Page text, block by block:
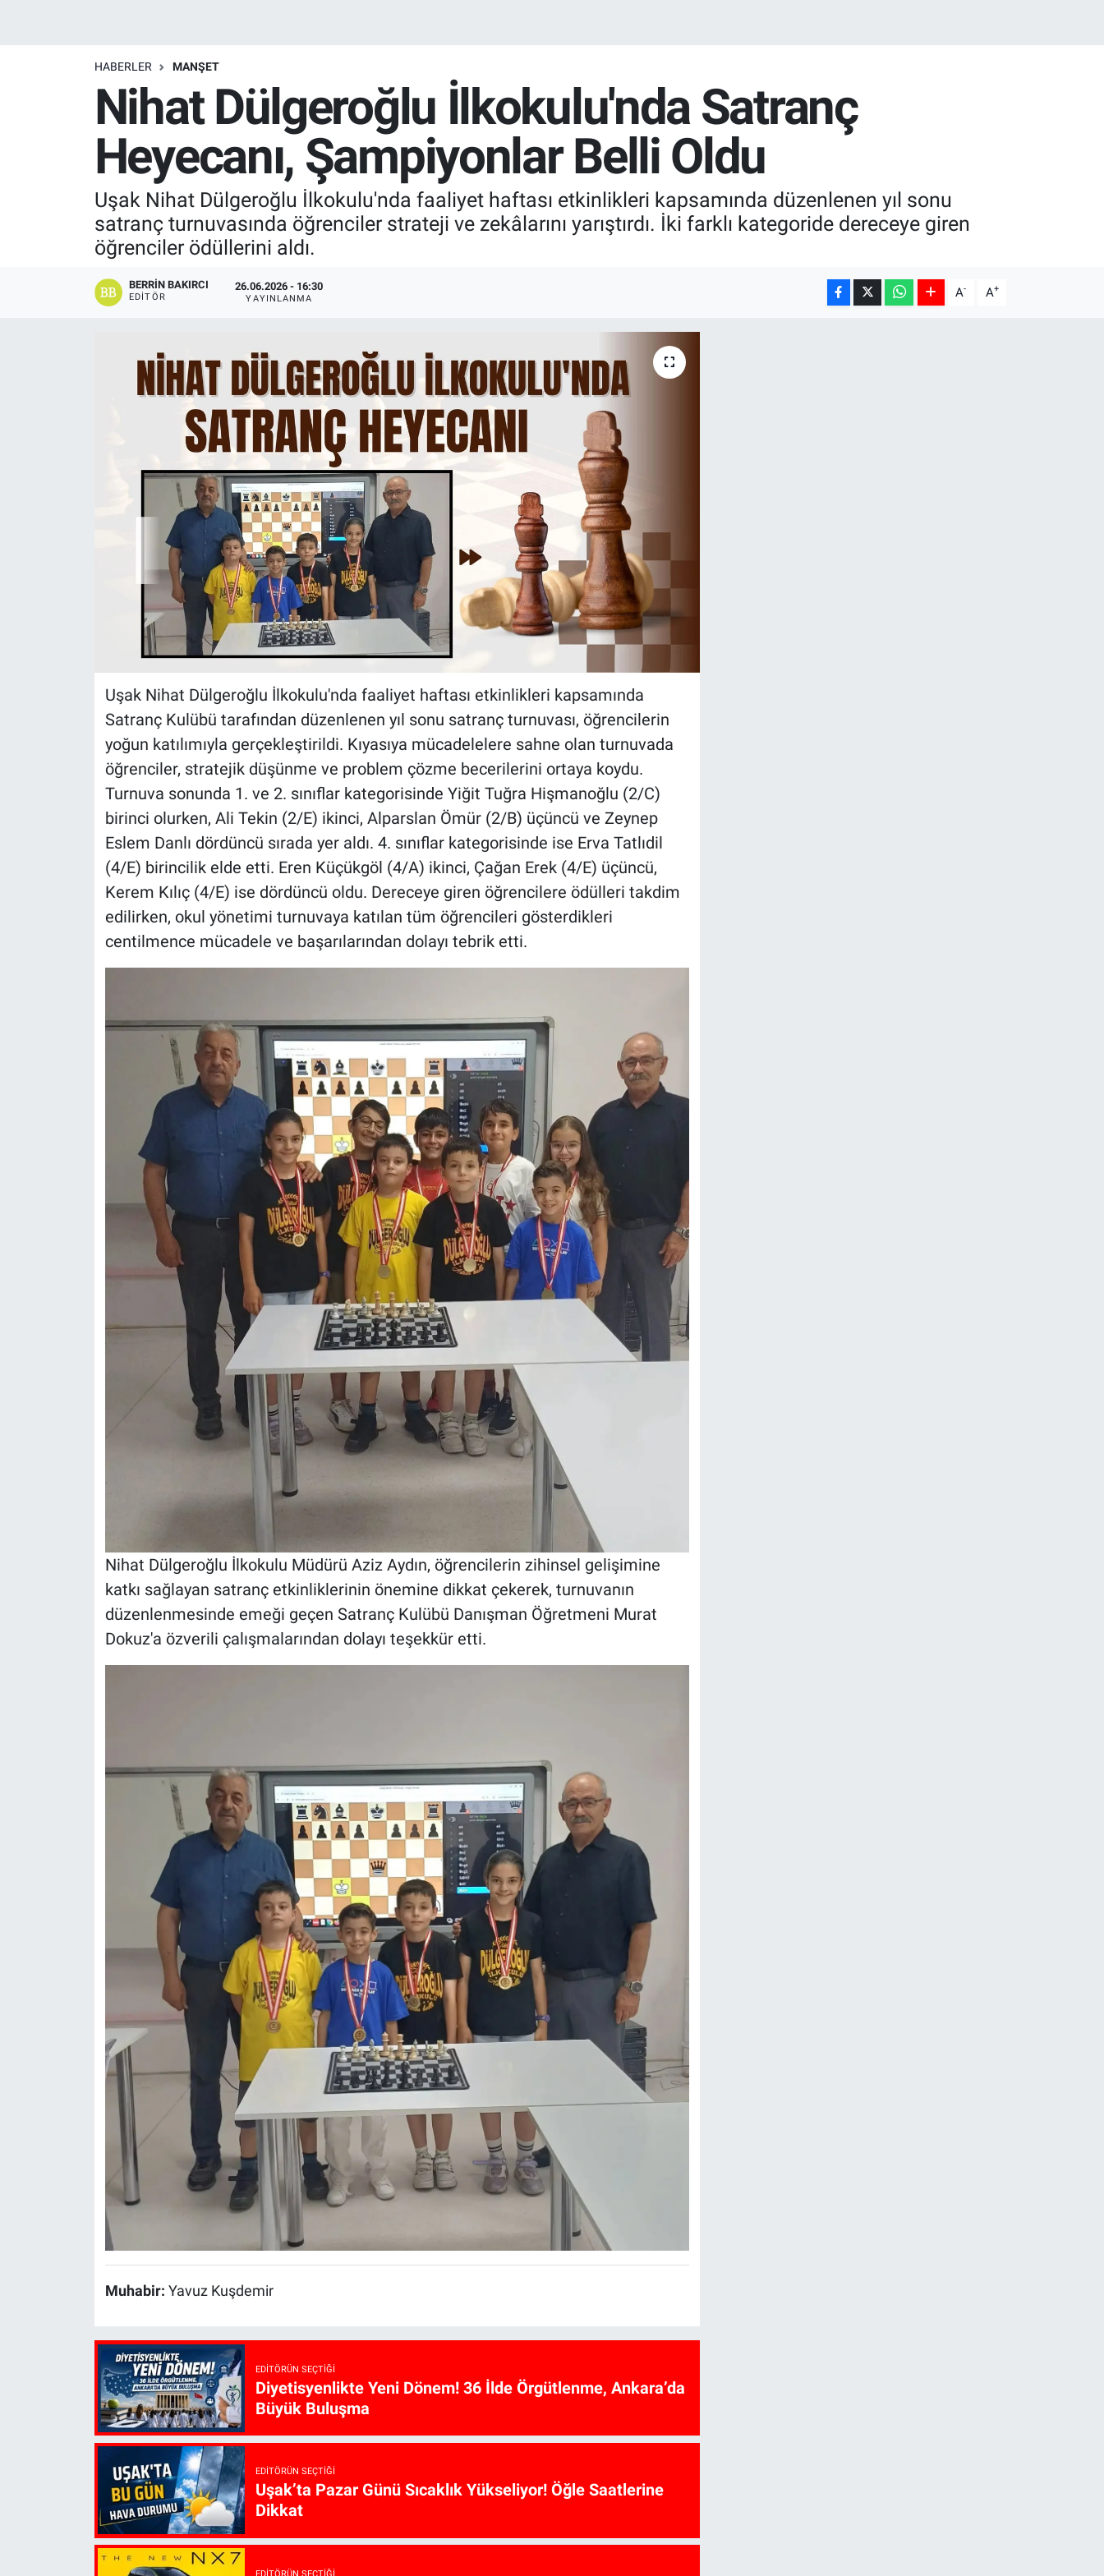
HABERLER MANŞET
Nihat Dülgeroğlu İlkokulu'nda Satranç
Heyecanı, Şampiyonlar Belli Oldu
Uşak Nihat Dülgeroğlu İlkokulu'nda faaliyet haftası etkinlikleri kapsamında düzenlenen yıl sonu
satranç turnuvasında öğrenciler strateji ve zekâlarını yarıştırdı. İki farklı kategoride dereceye giren
öğrenciler ödüllerini aldı.
BERRIN BAKIRCI
EDITÖR
26.06.2026 - 16:30
YAYINLANMA A- A+
Uşak Nihat Dülgeroğlu İlkokulu'nda faaliyet haftası etkinlikleri kapsamında
Satranç Kulübü tarafından düzenlenen yıl sonu satranç turnuvası, öğrencilerin
yoğun katılımıyla gerçekleştirildi. Kıyasıya mücadelelere sahne olan turnuvada
öğrenciler, stratejik düşünme ve problem çözme becerilerini ortaya koydu.
Turnuva sonunda 1. ve 2. sınıflar kategorisinde Yiğit Tuğra Hişmanoğlu (2/C)
birinci olurken, Ali Tekin (2/E) ikinci, Alparslan Ömür (2/B) üçüncü ve Zeynep
Eslem Danlı dördüncü sırada yer aldı. 4. sınıflar kategorisinde ise Erva Tatlıdil
(4/E) birincilik elde etti. Eren Küçükgöl (4/A) ikinci, Çağan Erek (4/E) üçüncü,
Kerem Kılıç (4/E) ise dördüncü oldu. Dereceye giren öğrencilere ödülleri takdim
edilirken, okul yönetimi turnuvaya katılan tüm öğrencileri gösterdikleri
centilmence mücadele ve başarılarından dolayı tebrik etti.
Nihat Dülgeroğlu İlkokulu Müdürü Aziz Aydın, öğrencilerin zihinsel gelişimine
katkı sağlayan satranç etkinliklerinin önemine dikkat çekerek, turnuvanın
düzenlenmesinde emeği geçen Satranç Kulübü Danışman Öğretmeni Murat
Dokuz'a özverili çalışmalarından dolayı teşekkür etti.
Muhabir: Yavuz Kuşdemir
EDITÖRÜN SEÇTIĞI
Diyetisyenlikte Yeni Dönem! 36 İlde Örgütlenme, Ankara’da
Büyük Buluşma
EDITÖRÜN SEÇTIĞI
Uşak’ta Pazar Günü Sıcaklık Yükseliyor! Öğle Saatlerine
Dikkat
EDITÖRÜN SEÇTIĞI
Resmi İlanlar
Son Dakika
Uşak Haberleri